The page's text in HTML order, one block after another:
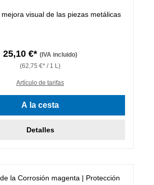
visual de las piezas metálicas
25,10 €* (IVA incluido)
(62,75 €* / 1 L)
Artículo de tarifas
A la cesta
Detalles